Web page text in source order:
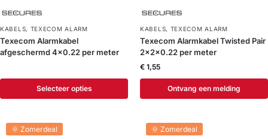
KABELS, TEXECOM ALARM
Texecom Alarmkabel
afgeschermd 4×0.22 per meter
Selecteer opties
KABELS, TEXECOM ALARM
Texecom Alarmkabel Twisted Pair
2x2x0.22 per meter
€ 1,55
Ontvang een melding
🌞 Zomerdeal 🌞 Zomerdeal